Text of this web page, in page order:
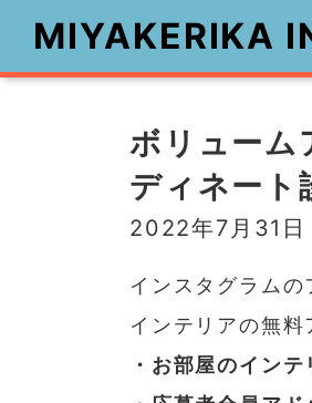
MIYAKERIKA
ボリューム
ディネート
2022年7月31日
インスタグラム
インテリアの無料
・お部屋のイン